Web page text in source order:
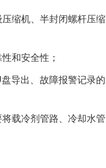
缩机、半封闭螺杆压缩
和安全性；
导出、故障报警记录的
载冷剂管路、冷却⽔管